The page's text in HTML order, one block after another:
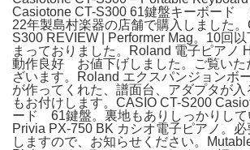
Casiotone CT-S300 61鍵盤キーボー
22年製島村楽器の店舗で購入しました
S300 REVIEW | Performer Mag。10回
まっておりました。Roland 電子ピアノ
動作良好 お値下げしました。ご覧いた
ざいます。Roland エクスパンジョンボ
が作ってくれた、譜面台、アダプタが
もお付けします。CASIO CT-S200
ード 61鍵盤。裏地もありしっかりして
Privia PX-750 BK カシオ電子ピアノ。
しますので、お知らせください。